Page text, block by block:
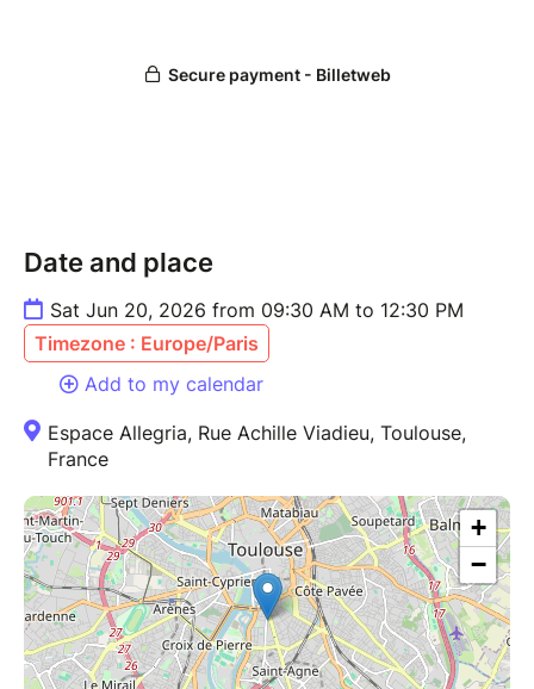
???? Ressentir
???? Samedi 20 juin
???? 9H30 – 12H30
???? Tarif : 40 €
⚠️ Places limitées pour préserver un cadre intime et
???? Infos & réservations :
plusprochedesoi@laposte.net
???? 07 66 85 15 64
Date and place
Sat Jun 20, 2026 from 09:30 AM to 12:30 PM
Timezone : Europe/Paris
Add to my calendar
Espace Allegria, Rue Achille Viadieu, Toulouse,
France
+
−